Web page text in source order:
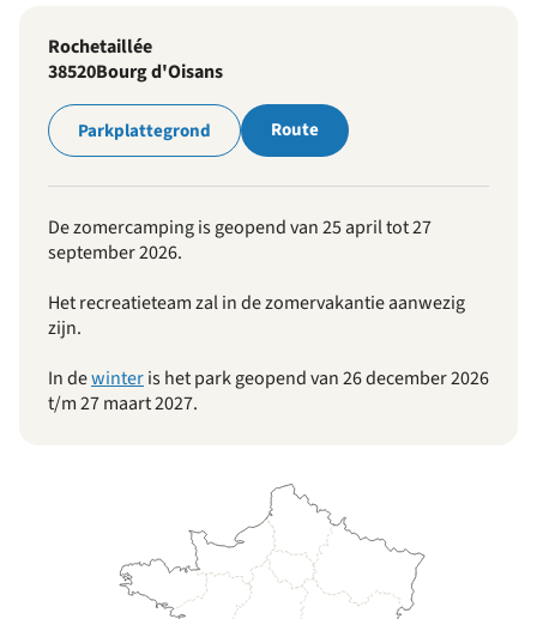
Rochetaillée
38520Bourg d'Oisans
Parkplattegrond Route
De zomercamping is geopend van 25 april tot 27
september 2026.
Het recreatieteam zal in de zomervakantie aanwezig
zijn.
In dewinteris het park geopend van 26 december 2026
t/m 27 maart 2027.